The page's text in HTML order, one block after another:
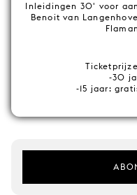
Inleidingen 30' voor
Benoit van
-30
-15 jaar: